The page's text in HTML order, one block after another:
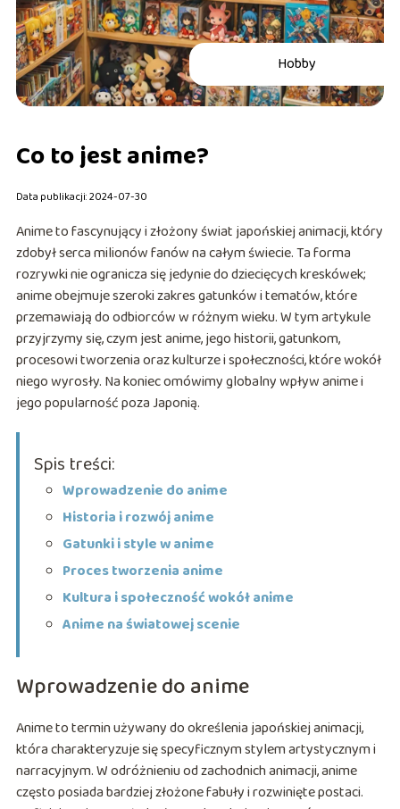
Hobby
Co to jest anime?
Data publikacji: 2024-07-30
Anime to fascynujący i złożony świat japońskiej animacji, który
zdobył serca milionów fanów na całym świecie. Ta forma
rozrywki nie ogranicza się jedynie do dziecięcych kreskówek;
anime obejmuje szeroki zakres gatunków i tematów, które
przemawiają do odbiorców w różnym wieku. W tym artykule
przyjrzymy się, czym jest anime, jego historii, gatunkom,
procesowi tworzenia oraz kulturze i społeczności, które wokół
niego wyrosły. Na koniec omówimy globalny wpływ anime i
jego popularność poza Japonią.
Spis treści:
Wprowadzenie do anime
Historia i rozwój anime
Gatunki i style w anime
Proces tworzenia anime
Kultura i społeczność wokół anime
Anime na światowej scenie
Wprowadzenie do anime
Anime to termin używany do określenia japońskiej animacji,
która charakteryzuje się specyficznym stylem artystycznym i
narracyjnym. W odróżnieniu od zachodnich animacji, anime
często posiada bardziej złożone fabuły i rozwinięte postaci.